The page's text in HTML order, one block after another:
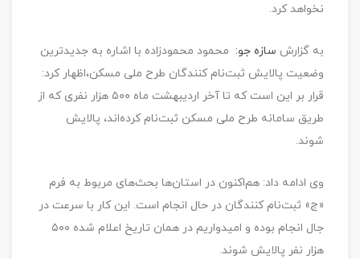
نخواهد کرد.
به گزارش سازه جو: محمود محمودزاده با اشاره به جدیدترین
وضعیت پالایش ثبت‌نام کنندگان طرح ملی مسکن،‌اظهار کرد:‌
قرار بر این است که تا آخر اردیبهشت ماه ۵۰۰ هزار نفری که از
طریق سامانه طرح ملی مسکن ثبت‌نام کرده‌اند،‌ پالایش
شوند.
وی ادامه داد: هم‌اکنون در استان‌ها بحث‌های مربوط به فرم
«ج» ثبت‌نام کنندگان در حال انجام است. این کار با سرعت در
جال انجام بوده و امیدواریم در همان تاریخ اعلام شده ۵۰۰
هزار نفر پالایش شوند.